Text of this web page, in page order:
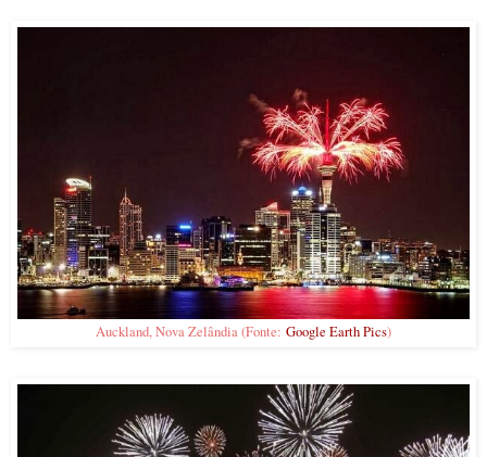
Auckland, Nova Zelândia (Fonte: Google Earth Pics)